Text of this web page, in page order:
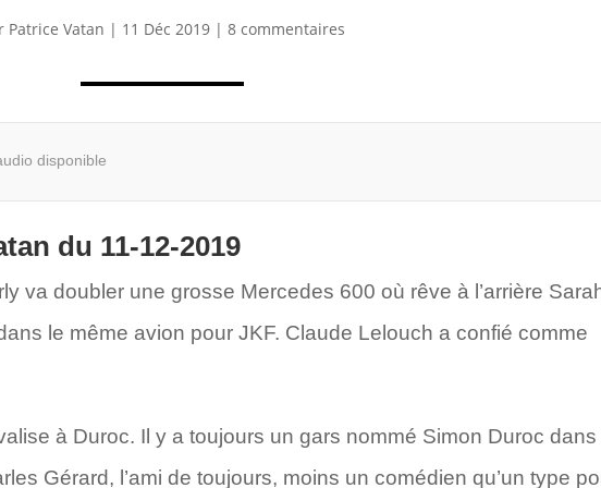
Patrice Vatan | 11 Déc 2019 | 8 commentaires
disponible
du 11-12-2019
va doubler une grosse Mercedes 600 où rêve à l’arrière
le même avion pour JKF. Claude Lelouch a confié comme
à Duroc. Il y a toujours un gars nommé Simon Duroc dans
Gérard, l’ami de toujours, moins un comédien qu’un type